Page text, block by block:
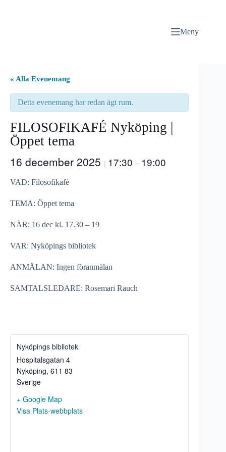
Meny
« Alla Evenemang
Detta evenemang har redan ägt rum.
FILOSOFIKAFÉ Nyköping |
Öppet tema
16 december 2025 | 17:30 – 19:00
VAD: Filosofikafé
TEMA: Öppet tema
NÄR: 16 dec kl. 17.30 – 19
VAR: Nyköpings bibliotek
ANMÄLAN: Ingen föranmälan
SAMTALSLEDARE: Rosemari Rauch
Nyköpings bibliotek
Hospitalsgatan 4
Nyköping, 611 83
Sverige
+ Google Map
Visa Plats-webbplats